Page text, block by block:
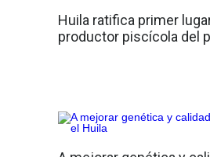
Huila ratifica primer
productor piscícola del